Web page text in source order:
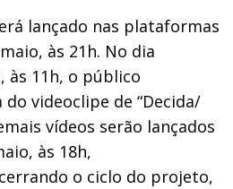
lançado nas plataformas
às 21h. No dia
às 11h, o público
videoclipe de “Decida/
vídeos serão lançados
às 18h,
o ciclo do projeto,